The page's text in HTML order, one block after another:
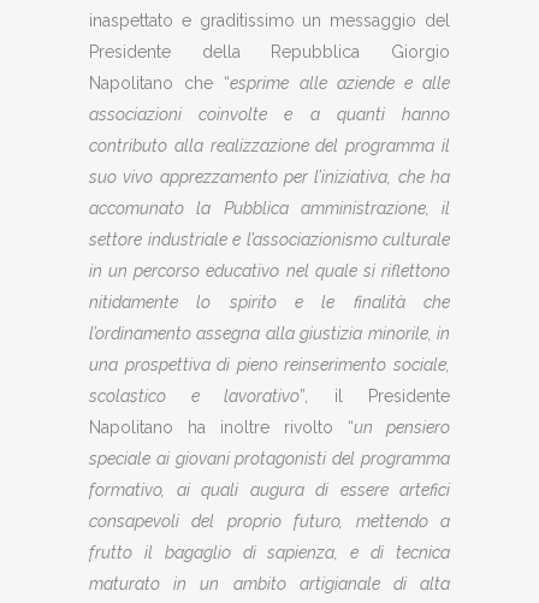
inaspettato e graditissimo un messaggio del
Presidente della Repubblica Giorgio
Napolitano che “esprime alle aziende e alle
associazioni coinvolte e a quanti hanno
contributo alla realizzazione del programma il
suo vivo apprezzamento per l’iniziativa, che ha
accomunato la Pubblica amministrazione, il
settore industriale e l’associazionismo culturale
in un percorso educativo nel quale si riflettono
nitidamente lo spirito e le finalità che
l’ordinamento assegna alla giustizia minorile, in
una prospettiva di pieno reinserimento sociale,
scolastico e lavorativo”, il Presidente
Napolitano ha inoltre rivolto “un pensiero
speciale ai giovani protagonisti del programma
formativo, ai quali augura di essere artefici
consapevoli del proprio futuro, mettendo a
frutto il bagaglio di sapienza, e di tecnica
maturato in un ambito artigianale di alta